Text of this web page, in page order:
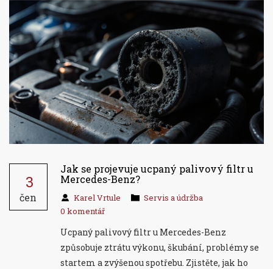
3
čen
Jak se projevuje ucpaný palivový filtr u
Mercedes-Benz?
Karel Vrtule
Servis a údržba
0 komentář
Ucpaný palivový filtr u Mercedes-Benz
způsobuje ztrátu výkonu, škubání, problémy se
startem a zvýšenou spotřebu. Zjistěte, jak ho